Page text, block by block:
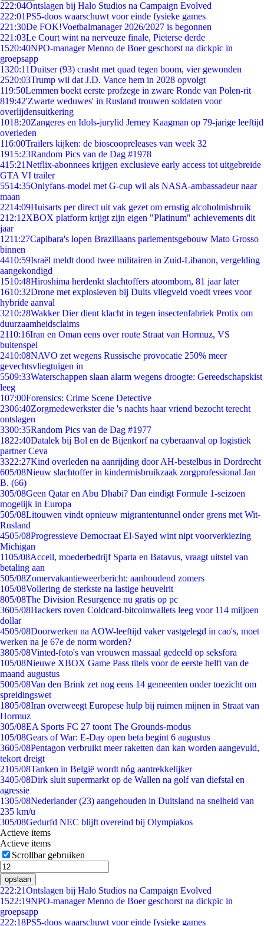
222:04Ontslagen bij Halo Studios na Campaign Evolved
222:01PS5-doos waarschuwt voor einde fysieke games
221:30De FOK!Voetbalmanager 2026/2027 is begonnen
221:03Le Court wint na nerveuze finale, Pieterse derde
1520:40NPO-manager Menno de Boer geschorst na dickpic in
groepsapp
1320:11Duitser (93) crasht met quad tegen boom, vier gewonden
2520:03Trump wil dat J.D. Vance hem in 2028 opvolgt
119:50Lemmen boekt eerste profzege in zware Ronde van Polen-rit
819:42'Zwarte weduwes' in Rusland trouwen soldaten voor
overlijdensuitkering
1018:20Zangeres en Idols-jurylid Jerney Kaagman op 79-jarige leeftijd
overleden
116:00Trailers kijken: de bioscoopreleases van week 32
1915:23Random Pics van de Dag #1978
415:21Netflix-abonnees krijgen exclusieve early access tot uitgebreide
GTA VI trailer
5514:35Onlyfans-model met G-cup wil als NASA-ambassadeur naar
maan
2214:09Huisarts per direct uit vak gezet om ernstig alcoholmisbruik
212:12XBOX platform krijgt zijn eigen "Platinum" achievements dit
jaar
1211:27Capibara's lopen Braziliaans parlementsgebouw Mato Grosso
binnen
4410:59Israël meldt dood twee militairen in Zuid-Libanon, vergelding
aangekondigd
1510:48Hiroshima herdenkt slachtoffers atoombom, 81 jaar later
1610:32Drone met explosieven bij Duits vliegveld voedt vrees voor
hybride aanval
3210:28Wakker Dier dient klacht in tegen insectenfabriek Protix om
duurzaamheidsclaims
2110:16Iran en Oman eens over route Straat van Hormuz, VS
buitenspel
2410:08NAVO zet wegens Russische provocatie 250% meer
gevechtsvliegtuigen in
5509:33Waterschappen slaan alarm wegens droogte: Gereedschapskist
leeg
107:00Forensics: Crime Scene Detective
2306:40Zorgmedewerkster die 's nachts haar vriend bezocht terecht
ontslagen
3300:35Random Pics van de Dag #1977
1822:40Datalek bij Bol en de Bijenkorf na cyberaanval op logistiek
partner Ceva
3322:27Kind overleden na aanrijding door AH-bestelbus in Dordrecht
605/08Nieuw slachtoffer in kindermisbruikzaak zorgprofessional Jan
B. (66)
305/08Geen Qatar en Abu Dhabi? Dan eindigt Formule 1-seizoen
mogelijk in Europa
505/08Litouwen vindt opnieuw migrantentunnel onder grens met Wit-
Rusland
4505/08Progressieve Democraat El-Sayed wint nipt voorverkiezing
Michigan
1105/08Accell, moederbedrijf Sparta en Batavus, vraagt uitstel van
betaling aan
505/08Zomervakantieweerbericht: aanhoudend zomers
105/08Vollering de sterkste na lastige heuvelrit
805/08The Division Resurgence nu gratis op pc
3605/08Hackers roven Coldcard-bitcoinwallets leeg voor 114 miljoen
dollar
4505/08Doorwerken na AOW-leeftijd vaker vastgelegd in cao's, moet
werken na je 67e de norm worden?
3805/08Vinted-foto's van vrouwen massaal gedeeld op seksfora
105/08Nieuwe XBOX Game Pass titels voor de eerste helft van de
maand augustus
5005/08Van den Brink zet nog eens 14 gemeenten onder toezicht om
spreidingswet
1805/08Iran overweegt Europese hulp bij ruimen mijnen in Straat van
Hormuz
305/08EA Sports FC 27 toont The Grounds-modus
105/08Gears of War: E-Day open beta begint 6 augustus
3605/08Pentagon verbruikt meer raketten dan kan worden aangevuld,
tekort dreigt
2105/08Tanken in België wordt nóg aantrekkelijker
3405/08Dirk sluit supermarkt op de Wallen na golf van diefstal en
agressie
1305/08Nederlander (23) aangehouden in Duitsland na snelheid van
235 km/u
305/08Gedurfd NEC blijft overeind bij Olympiakos
Actieve items
Actieve items
Scrollbar gebruiken
opslaan
222:21Ontslagen bij Halo Studios na Campaign Evolved
1522:19NPO-manager Menno de Boer geschorst na dickpic in
groepsapp
222:18PS5-doos waarschuwt voor einde fysieke games